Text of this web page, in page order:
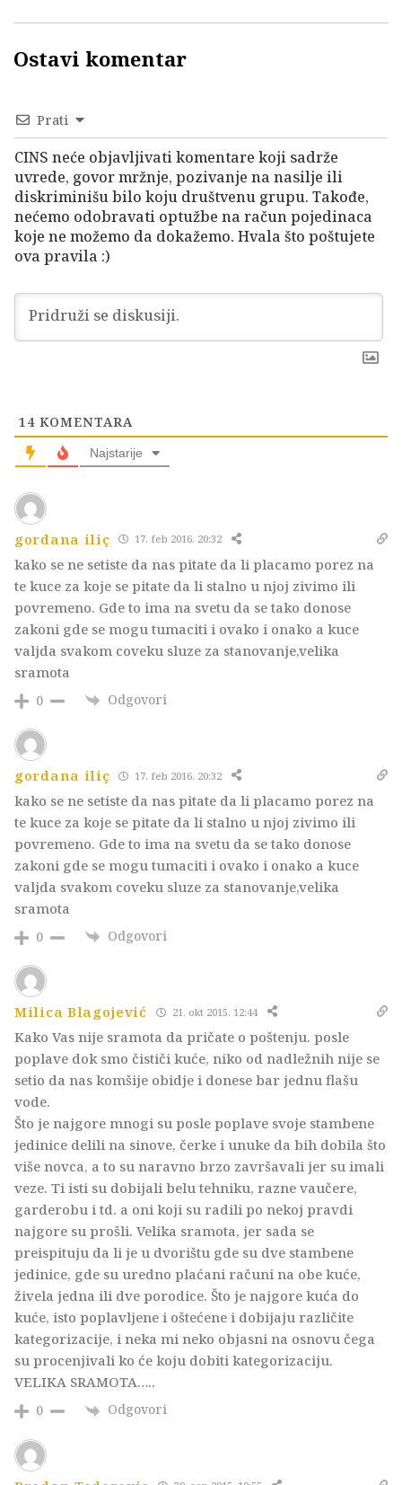
Ostavi komentar
Prati
CINS neće objavljivati komentare koji sadrže
uvrede, govor mržnje, pozivanje na nasilje ili
diskriminišu bilo koju društvenu grupu. Takođe,
nećemo odobravati optužbe na račun pojedinaca
koje ne možemo da dokažemo. Hvala što poštujete
ova pravila :)
14 KOMENTARA
Najstarije
gordana iliç 17. feb 2016. 20:32
kako se ne setiste da nas pitate da li placamo porez na
te kuce za koje se pitate da li stalno u njoj zivimo ili
povremeno. Gde to ima na svetu da se tako donose
zakoni gde se mogu tumaciti i ovako i onako a kuce
valjda svakom coveku sluze za stanovanje,velika
sramota
0 Odgovori
gordana iliç 17. feb 2016. 20:32
kako se ne setiste da nas pitate da li placamo porez na
te kuce za koje se pitate da li stalno u njoj zivimo ili
povremeno. Gde to ima na svetu da se tako donose
zakoni gde se mogu tumaciti i ovako i onako a kuce
valjda svakom coveku sluze za stanovanje,velika
sramota
0 Odgovori
Milica Blagojević 21. okt 2015. 12:44
Kako Vas nije sramota da pričate o poštenju. posle
poplave dok smo čističi kuće, niko od nadležnih nije se
setio da nas komšije obidje i donese bar jednu flašu
vode.
Što je najgore mnogi su posle poplave svoje stambene
jedinice delili na sinove, čerke i unuke da bih dobila što
više novca, a to su naravno brzo završavali jer su imali
veze. Ti isti su dobijali belu tehniku, razne vaučere,
garderobu i td. a oni koji su radili po nekoj pravdi
najgore su prošli. Velika sramota, jer sada se
preispituju da li je u dvorištu gde su dve stambene
jedinice, gde su uredno plaćani računi na obe kuće,
živela jedna ili dve porodice. Što je najgore kuća do
kuće, isto poplavljene i oštećene i dobijaju različite
kategorizacije, i neka mi neko objasni na osnovu čega
su procenjivali ko će koju dobiti kategorizaciju.
VELIKA SRAMOTA…..
0 Odgovori